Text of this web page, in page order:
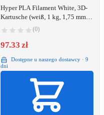
Hyper PLA Filament White, 3D-
Kartusche (weiß, 1 kg, 1,75 mm,
(0)
97.33 zł
Dostępne u naszego dostawcy · 9
dni